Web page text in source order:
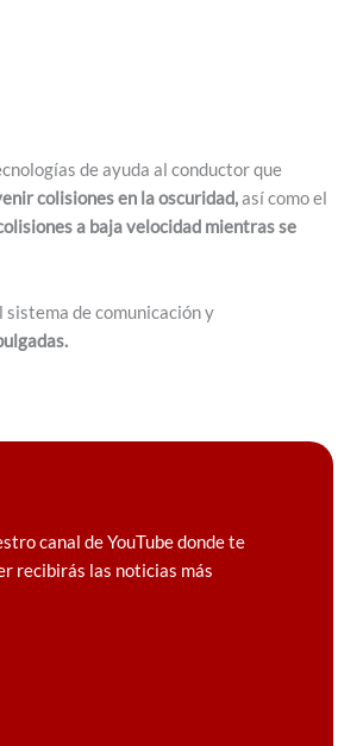
de ayuda al conductor que
colisiones en la oscuridad,así como el
a baja velocidad mientras se
sistema de comunicación y
canal de YouTube donde te
recibirás las noticias más